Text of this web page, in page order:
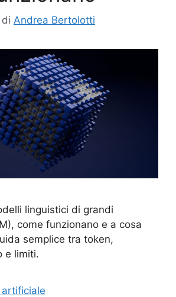
di Andrea Bertolotti
linguistici di grandi
come funzionano e a cosa
semplice tra token,
e limiti.